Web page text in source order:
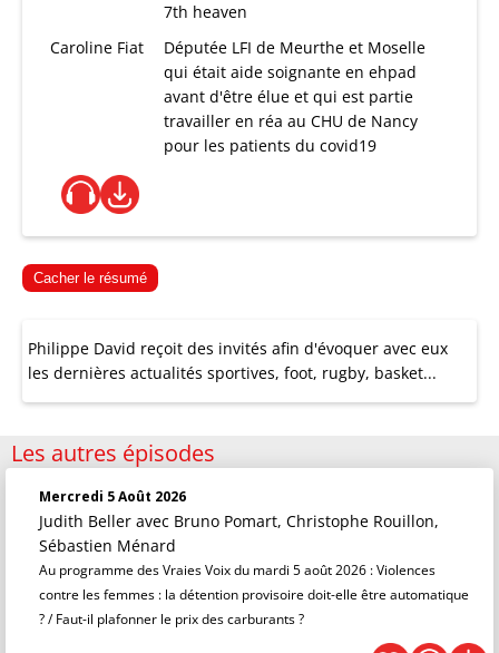
7th heaven
Caroline Fiat
Députée LFI de Meurthe et Moselle
qui était aide soignante en ehpad
avant d'être élue et qui est partie
travailler en réa au CHU de Nancy
pour les patients du covid19
Cacher le résumé
Philippe David reçoit des invités afin d'évoquer avec eux
les dernières actualités sportives, foot, rugby, basket...
Les autres épisodes
Mercredi 5 Août 2026
Judith Beller avec Bruno Pomart, Christophe Rouillon,
Sébastien Ménard
Au programme des Vraies Voix du mardi 5 août 2026 : Violences
contre les femmes : la détention provisoire doit-elle être automatique
? / Faut-il plafonner le prix des carburants ?